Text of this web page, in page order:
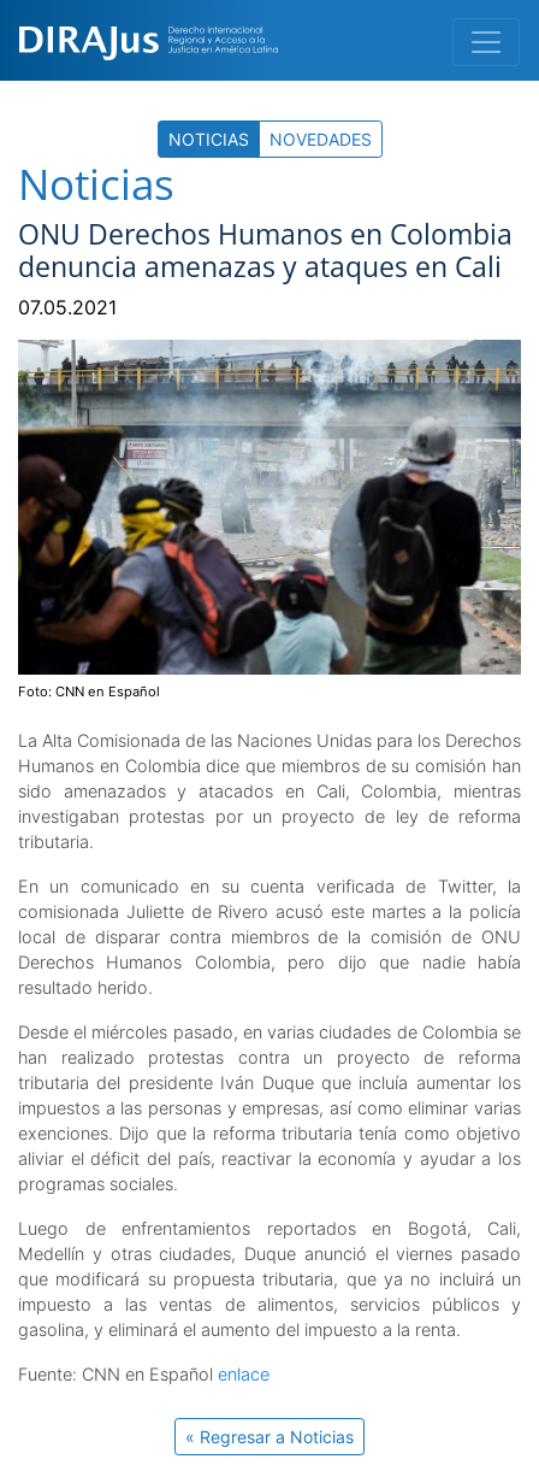
NOTICIAS NOVEDADES
Noticias
ONU Derechos Humanos en Colombia
denuncia amenazas y ataques en Cali
07.05.2021
Foto: CNN en Español
La Alta Comisionada de las Naciones Unidas para los Derechos
Humanos en Colombia dice que miembros de su comisión han
sido amenazados y atacados en Cali, Colombia, mientras
investigaban protestas por un proyecto de ley de reforma
tributaria.
En un comunicado en su cuenta verificada de Twitter, la
comisionada Juliette de Rivero acusó este martes a la policía
local de disparar contra miembros de la comisión de ONU
Derechos Humanos Colombia, pero dijo que nadie había
resultado herido.
Desde el miércoles pasado, en varias ciudades de Colombia se
han realizado protestas contra un proyecto de reforma
tributaria del presidente Iván Duque que incluía aumentar los
impuestos a las personas y empresas, así como eliminar varias
exenciones. Dijo que la reforma tributaria tenía como objetivo
aliviar el déficit del país, reactivar la economía y ayudar a los
programas sociales.
Luego de enfrentamientos reportados en Bogotá, Cali,
Medellín y otras ciudades, Duque anunció el viernes pasado
que modificará su propuesta tributaria, que ya no incluirá un
impuesto a las ventas de alimentos, servicios públicos y
gasolina, y eliminará el aumento del impuesto a la renta.
Fuente: CNN en Español enlace
« Regresar a Noticias